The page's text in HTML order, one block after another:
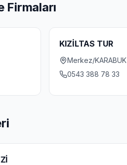
Firmaları
KIZİLTAS TUR
Merkez/KARABUK
0543 388 78 33